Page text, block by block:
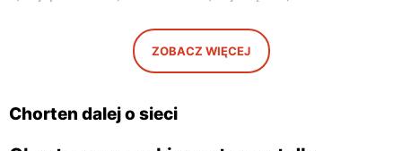
Warszawa, ul. Gwiaździsta
Warszawa, ul. Radiowa 18
Warszawa, ul. Władysława
Tatarkiewicza 10a
ZOBACZ WIĘCEJ
Chorten dalej o sieci